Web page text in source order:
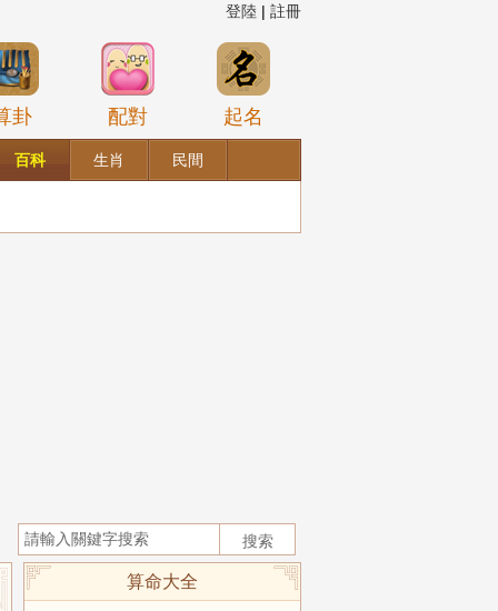
登陸 | 註冊
卦 配對 起名
百科 生肖 民間
算命大全